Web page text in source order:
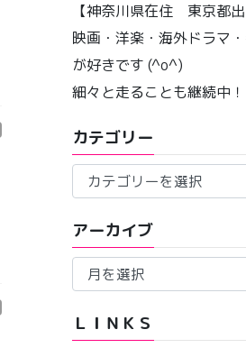
【神奈川県在住 東京都出
映画・洋楽・海外ドラマ
が好きです (^o^)
細々と走ることも継続中！
カテゴリー
テ
リ
ー
アーカイブ
ア
イ
ブ
ＬＩＮＫＳ